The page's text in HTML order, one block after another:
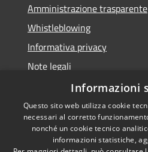
Amministrazione trasparente
Whistleblowing
Informativa privacy
Note legali
Dichiarazione di accessibilità
RSS
Informazioni
Questo sito web utilizza cookie
necessari al corretto
nonché un cookie tecnico
informazioni statistiche,